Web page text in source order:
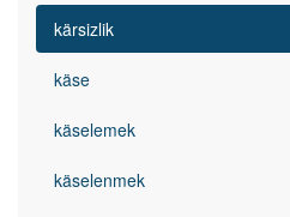
kärsizlik
käse
käselemek
käselenmek